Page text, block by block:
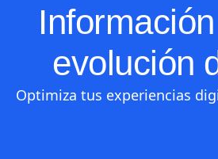
evolución
Optimiza tus experiencias